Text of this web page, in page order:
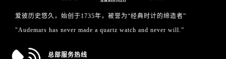
爱彼历史悠久，始创于1735年，被誉为“经典时计的缔造者”
"Audemars has never made a quartz watch and never will.”
总部服务热线